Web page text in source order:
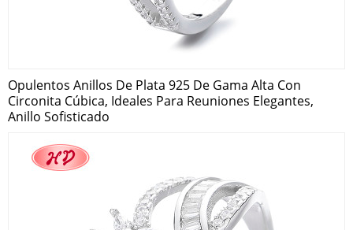
Opulentos Anillos De Plata 925 De Gama Alta Con
Circonita Cúbica, Ideales Para Reuniones Elegantes,
Anillo Sofisticado